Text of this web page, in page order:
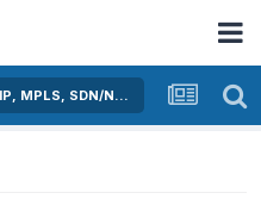
Активное оборудование Ethernet, IP, MPLS, SDN/NFV...